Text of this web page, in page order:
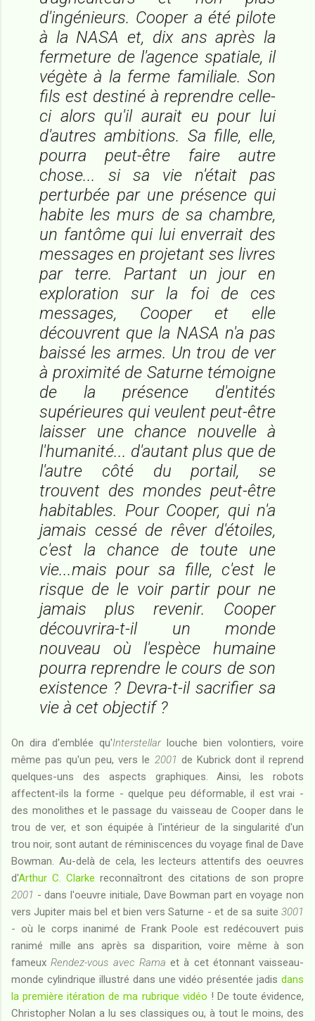
d'ingénieurs. Cooper a été pilote
à la NASA et, dix ans après la
fermeture de l'agence spatiale, il
végète à la ferme familiale. Son
fils est destiné à reprendre celle-
ci alors qu'il aurait eu pour lui
d'autres ambitions. Sa fille, elle,
pourra peut-être faire autre
chose... si sa vie n'était pas
perturbée par une présence qui
habite les murs de sa chambre,
un fantôme qui lui enverrait des
messages en projetant ses livres
par terre. Partant un jour en
exploration sur la foi de ces
messages, Cooper et elle
découvrent que la NASA n'a pas
baissé les armes. Un trou de ver
à proximité de Saturne témoigne
de la présence d'entités
supérieures qui veulent peut-être
laisser une chance nouvelle à
l'humanité... d'autant plus que de
l'autre côté du portail, se
trouvent des mondes peut-être
habitables. Pour Cooper, qui n'a
jamais cessé de rêver d'étoiles,
c'est la chance de toute une
vie...mais pour sa fille, c'est le
risque de le voir partir pour ne
jamais plus revenir. Cooper
découvrira-t-il un monde
nouveau où l'espèce humaine
pourra reprendre le cours de son
existence ? Devra-t-il sacrifier sa
vie à cet objectif ?
On dira d'emblée qu'Interstellarlouche bien volontiers, voire
même pas qu'un peu, vers le 2001 de Kubrick dont il reprend
quelques-uns des aspects graphiques. Ainsi, les robots
affectent-ils la forme - quelque peu déformable, il est vrai -
des monolithes et le passage du vaisseau de Cooper dans le
trou de ver, et son équipée à l'intérieur de la singularité d'un
trou noir, sont autant de réminiscences du voyage final de Dave
Bowman. Au-delà de cela, les lecteurs attentifs des oeuvres
d'Arthur C. Clarke reconnaîtront des citations de son propre
2001 - dans l'oeuvre initiale, Dave Bowman part en voyage non
vers Jupiter mais bel et bien vers Saturne - et de sa suite 3001
- où le corps inanimé de Frank Poole est redécouvert puis
ranimé mille ans après sa disparition, voire même à son
fameuxRendez-vous avec Rama et à cet étonnant vaisseau-
monde cylindrique illustré dans une vidéo présentée jadis dans
la première itération de ma rubrique vidéo ! De toute évidence,
Christopher Nolan a lu ses classiques ou, à tout le moins, des